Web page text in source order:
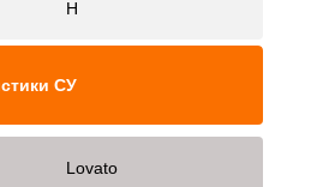
H
СУ
Lovato